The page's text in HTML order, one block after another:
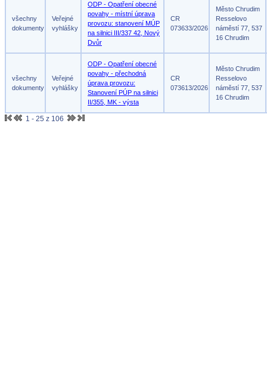
všechny
dokumenty
Veřejné
vyhlášky
ODP - Opatření obecné
povahy - místní úprava
provozu: stanovení MÚP
na silnici III/337 42, Nový
Dvůr
CR
073633/2026
Město Chrudim
Resselovo
náměstí 77, 537
16 Chrudim
všechny
dokumenty
Veřejné
vyhlášky
ODP - Opatření obecné
povahy - přechodná
úprava provozu:
Stanovení PÚP na silnici
II/355, MK - výsta
CR
073613/2026
Město Chrudim
Resselovo
náměstí 77, 537
16 Chrudim
1 - 25 z 106